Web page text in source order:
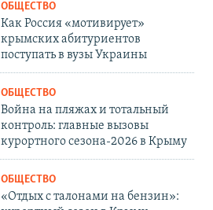
ОБЩЕСТВО
Как Россия «мотивирует»
крымских абитуриентов
поступать в вузы Украины
ОБЩЕСТВО
Война на пляжах и тотальный
контроль: главные вызовы
курортного сезона-2026 в Крыму
ОБЩЕСТВО
«Отдых с талонами на бензин»: